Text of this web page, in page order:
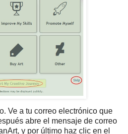
Ve a tu correo electrónico que
abre el mensaje de correo
y por último haz clic en el